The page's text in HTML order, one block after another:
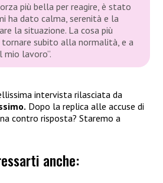
più bella per reagire, è stato
ha dato calma, serenità e la
la situazione. La cosa più
subito alla normalità, e a
mio lavoro”.
intervista rilasciata da
Dopo la replica alle accuse di
contro risposta? Staremo a
anche: